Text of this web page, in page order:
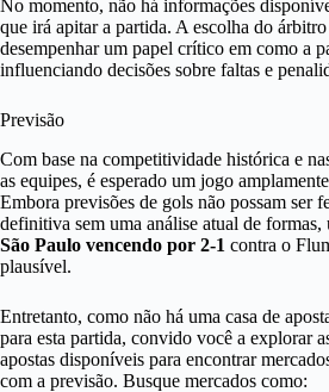
No momento, não há informações
que irá apitar a partida. A escolha do árbitro
desempenhar um papel crítico em como a
influenciando decisões sobre faltas e
Previsão
Com base na competitividade histórica e
as equipes, é esperado um jogo
Embora previsões de gols não possam ser
definitiva sem uma análise atual de formas,
São Paulo vencendo por 2-1 contra o
plausível.
Entretanto, como não há uma casa de
para esta partida, convido você a explorar
apostas disponíveis para encontrar
com a previsão. Busque mercados como: